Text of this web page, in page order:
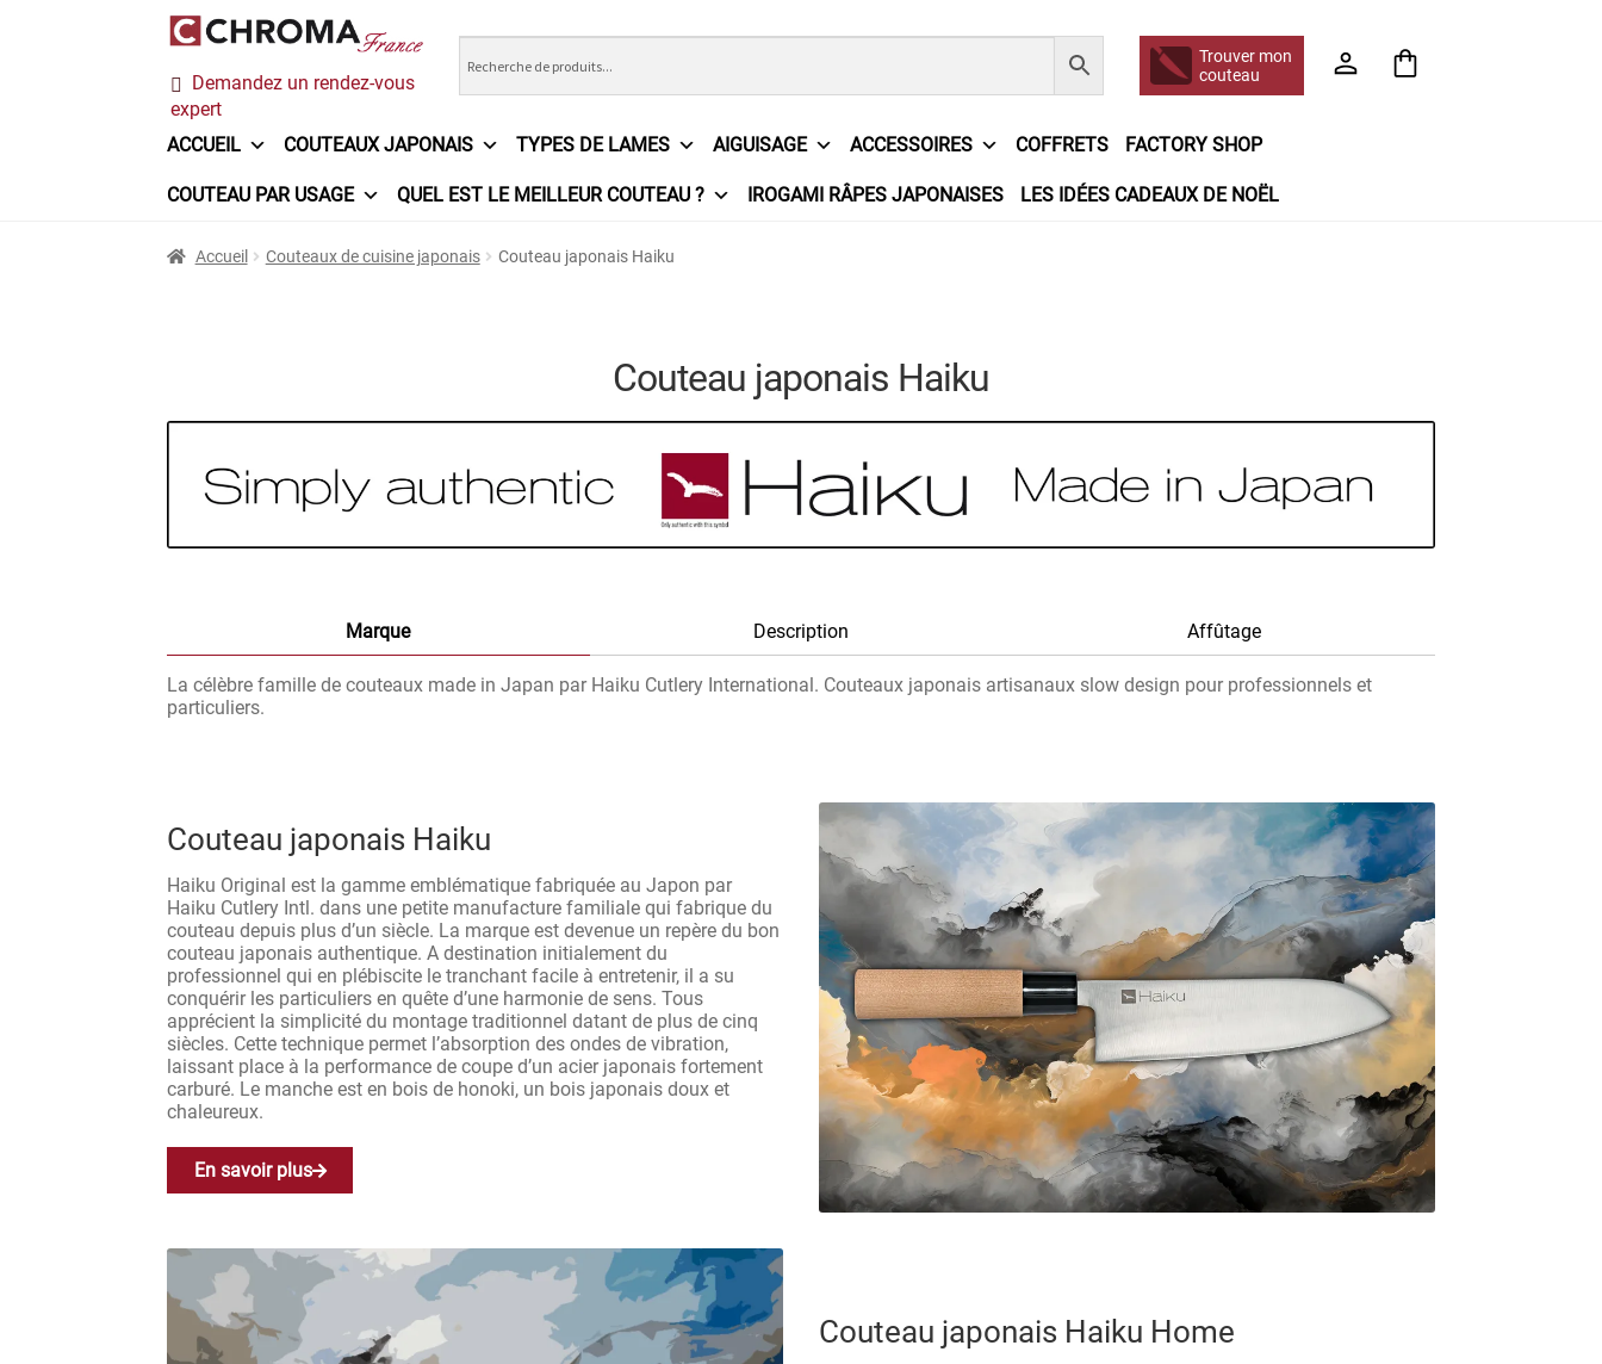
Aller
à
la
navigation
Aller
au
contenu
Demandez un rendez-vous
expert
Trouver mon
couteau
ACCUEIL COUTEAUX JAPONAIS TYPES DE LAMES AIGUISAGE ACCESSOIRES COFFRETS FACTORY SHOP
COUTEAU PAR USAGE QUEL EST LE MEILLEUR COUTEAU ? IROGAMI RÂPES JAPONAISES LES IDÉES CADEAUX DE NOËL
AccueilChroma France Commande Conditions Générales de Vente
Revendeurs Revue de presse Téléchargements Thank you for booking
Trouver mon couteau Trouver mon magasin
Accueil Couteaux de cuisine japonais Couteau japonais Haiku
Couteau japonais Haiku
Marque Description Affûtage
La célèbre famille de couteaux made in Japan par Haiku Cutlery International. Couteaux japonais artisanaux slow design pour professionnels et
particuliers.
Couteau japonais Haiku
Haiku Original est la gamme emblématique fabriquée au Japon par
Haiku Cutlery Intl. dans une petite manufacture familiale qui fabrique du
couteau depuis plus d’un siècle. La marque est devenue un repère du bon
couteau japonais authentique. A destination initialement du
professionnel qui en plébiscite le tranchant facile à entretenir, il a su
conquérir les particuliers en quête d’une harmonie de sens. Tous
apprécient la simplicité du montage traditionnel datant de plus de cinq
siècles. Cette technique permet l’absorption des ondes de vibration,
laissant place à la performance de coupe d’un acier japonais fortement
carburé. Le manche est en bois de honoki, un bois japonais doux et
chaleureux.
En savoir plus
Couteau japonais Haiku Home